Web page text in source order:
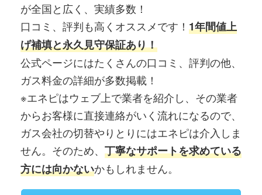
が全国と広く、実績多数！
口コミ、評判も高くオススメです！ 1年間値上
げ補填と永久見守保証あり！
公式ページにはたくさんの口コミ、評判の他、
ガス料金の詳細が多数掲載！
※エネピはウェブ上で業者を紹介し、その業者
からお客様に直接連絡がいく流れになるので、
ガス会社の切替やりとりにはエネピは介入しま
せん。そのため、 丁寧なサポートを求めている
方には向かないかもしれません。